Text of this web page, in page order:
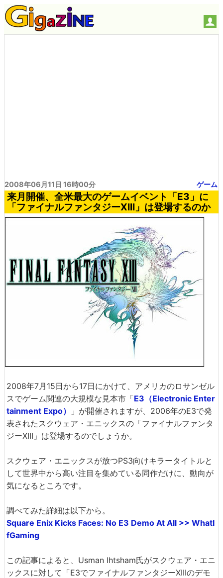
2008年06月11日 16時00分 ゲーム
来月開催、全米最大のゲームイベント「E3」に
「ファイナルファンタジーXIII」は登場するのか
2008年7月15日から17日にかけて、アメリカのロサンゼル
スでゲーム関連の大規模な見本市「E3（Electronic Enter
tainment Expo）
」が開催されますが、2006年のE3で発
表されたスクウェア・エニックスの「ファイナルファンタ
ジーXIII」は登場するのでしょうか。
スクウェア・エニックスが放つPS3向けキラータイトルと
して世界中から高い注目を集めている同作だけに、動向が
気になるところです。
調べてみた詳細は以下から。
Square Enix Kicks Faces: No E3 Demo At All >> WhatI
fGaming
この記事によると、Usman Ihtsham氏がスクウェア・エニ
ックスに対して「E3でファイナルファンタジーXIIIのデモ